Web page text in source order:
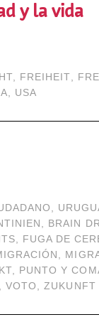
y la vida
, FREIHEIT,
, USA
,
, BRAIN
, FUGA DE
,
, PUNTO Y
,VOTO ,ZUKUNFT